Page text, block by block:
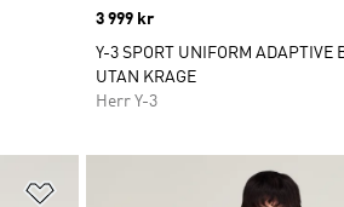
Price
3 999 kr
Y-3 SPORT UNIFORM ADAPTIVE
UTAN KRAGE
Herr Y-3
Lägg till på önskelistan